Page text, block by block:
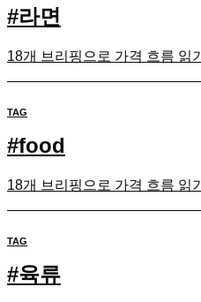
#라면
18개 브리핑으로 가격 흐름 읽기
TAG
#food
18개 브리핑으로 가격 흐름 읽기
TAG
#육류